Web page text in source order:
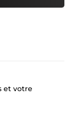
et votre